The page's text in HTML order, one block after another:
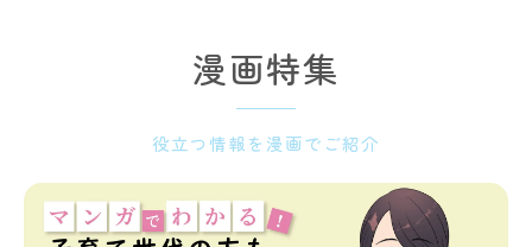
役立つ情報を漫画でご紹介
漫画特集